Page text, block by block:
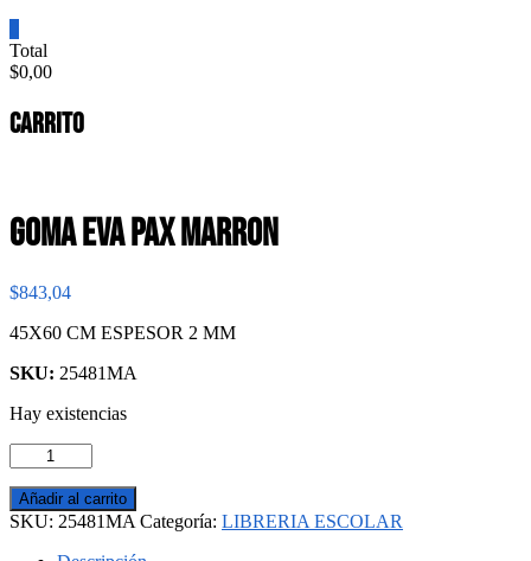
Total
$0,00
Carrito
GOMA EVA PAX MARRON
$843,04
45X60 CM ESPESOR 2 MM
SKU: 25481MA
Hay existencias
GOMA
EVA
PAX
MARRON
Añadir al carrito
SKU: 25481MA Categoría: LIBRERIA ESCOLAR